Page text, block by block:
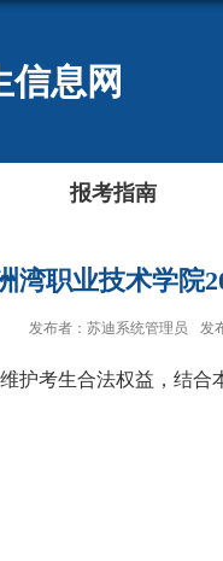
信息网
报考指南
湾职业技术学院
发布者：苏迪系统管理员 发
护考生合法权益，结合